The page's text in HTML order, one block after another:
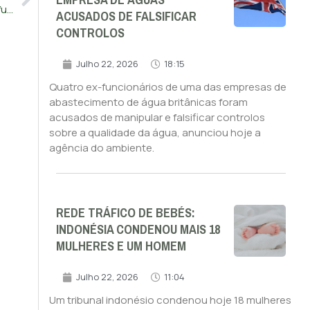
Novo sistema europeu de controlo de fronteiras começa a funcionar a partir de 12 de outubro ACUSADOS DE FALSIFICAR
CONTROLOS
Julho 22, 2026 18:15
Quatro ex-funcionários de uma das empresas de
abastecimento de água britânicas foram
acusados de manipular e falsificar controlos
sobre a qualidade da água, anunciou hoje a
agência do ambiente.
REDE TRÁFICO DE BEBÉS:
INDONÉSIA CONDENOU MAIS 18
MULHERES E UM HOMEM
Julho 22, 2026 11:04
Um tribunal indonésio condenou hoje 18 mulheres